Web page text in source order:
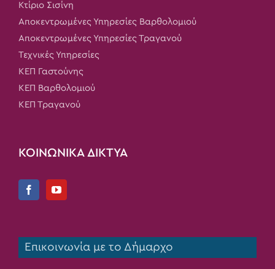
Κτίριο Σισίνη
Αποκεντρωμένες Υπηρεσίες Βαρθολομιού
Αποκεντρωμένες Υπηρεσίες Τραγανού
Τεχνικές Υπηρεσίες
ΚΕΠ Γαστούνης
ΚΕΠ Βαρθολομιού
ΚΕΠ Τραγανού
ΚΟΙΝΩΝΙΚΑ ΔΙΚΤΥΑ
Επικοινωνία με το Δήμαρχο